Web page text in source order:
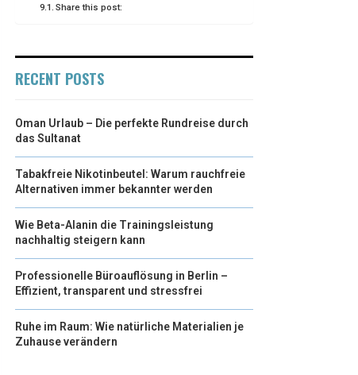
Share this post:
RECENT POSTS
Oman Urlaub – Die perfekte Rundreise durch
das Sultanat
Tabakfreie Nikotinbeutel: Warum rauchfreie
Alternativen immer bekannter werden
Wie Beta-Alanin die Trainingsleistung
nachhaltig steigern kann
Professionelle Büroauflösung in Berlin –
Effizient, transparent und stressfrei
Ruhe im Raum: Wie natürliche Materialien je
Zuhause verändern